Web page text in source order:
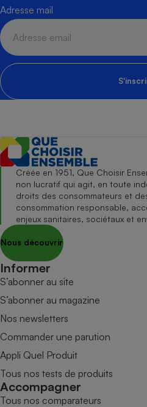
Adresse mail
Créée en 1951, Que Choisir
non lucratif qui agit, en toute
droits des consommateurs et
consommation responsable,
enjeux sanitaires, sociétaux et
Nous découvrir
Informer
S’abonner au site
S’abonner au magazine
Nos newsletters
Commander une parution
Appli Quel Produit
Tous nos tests de produits
Accompagner
Tous nos comparateurs